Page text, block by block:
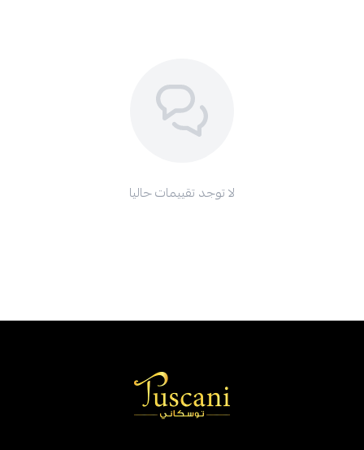
لا توجد تقييمات حاليا